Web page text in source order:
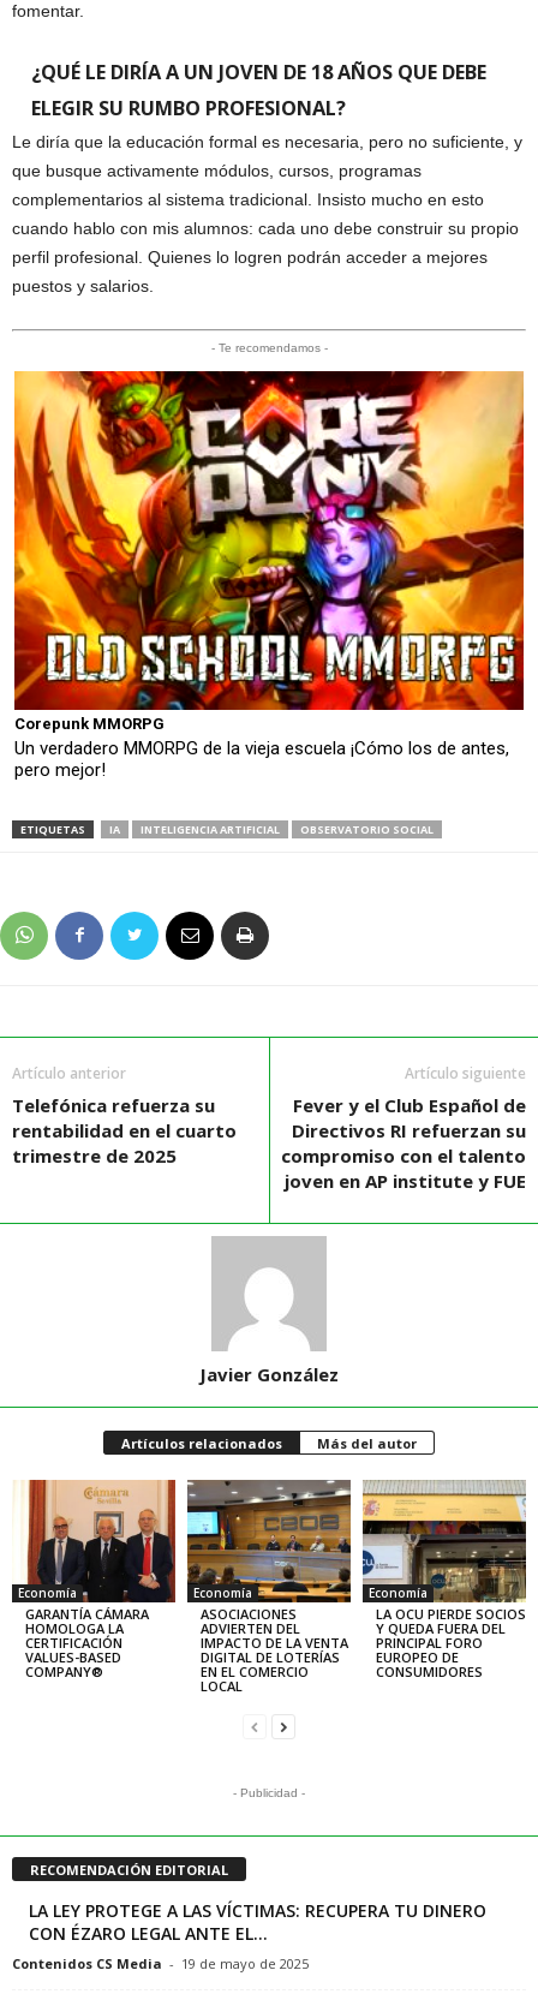
fomentar.
¿QUÉ LE DIRÍA A UN JOVEN DE 18 AÑOS QUE DEBE
ELEGIR SU RUMBO PROFESIONAL?
Le diría que la educación formal es necesaria, pero no suficiente, y
que busque activamente módulos, cursos, programas
complementarios al sistema tradicional. Insisto mucho en esto
cuando hablo con mis alumnos: cada uno debe construir su propio
perfil profesional. Quienes lo logren podrán acceder a mejores
puestos y salarios.
- Te recomendamos -
Corepunk MMORPG
Un verdadero MMORPG de la vieja escuela ¡Cómo los de antes,
pero mejor!
ETIQUETAS IA INTELIGENCIA ARTIFICIAL OBSERVATORIO SOCIAL
Artículo anterior
Telefónica refuerza su
rentabilidad en el cuarto
trimestre de 2025
Artículo siguiente
Fever y el Club Español de
Directivos RI refuerzan su
compromiso con el talento
joven en AP institute y FUE
Javier González
Artículos relacionados Más del autor
Economía
GARANTÍA CÁMARA
HOMOLOGA LA
CERTIFICACIÓN
VALUES-BASED
COMPANY®
Economía
ASOCIACIONES
ADVIERTEN DEL
IMPACTO DE LA VENTA
DIGITAL DE LOTERÍAS
EN EL COMERCIO
LOCAL
Economía
LA OCU PIERDE SOCIOS
Y QUEDA FUERA DEL
PRINCIPAL FORO
EUROPEO DE
CONSUMIDORES
- Publicidad -
RECOMENDACIÓN EDITORIAL
LA LEY PROTEGE A LAS VÍCTIMAS: RECUPERA TU DINERO
CON ÉZARO LEGAL ANTE EL...
Contenidos CS Media - 19 de mayo de 2025